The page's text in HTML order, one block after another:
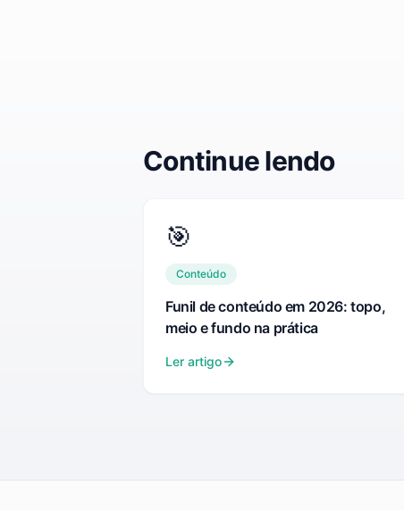
Continue lendo
🎯
Conteúdo
Funil de conteúdo em 2026: topo,
meio e fundo na prática
Ler artigo